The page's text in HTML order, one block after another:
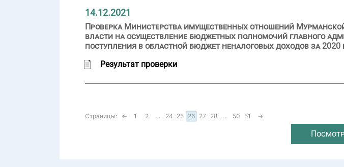
14.12.2021
Проверка Министерства имущественных отношений
власти на осуществление бюджетных полномочий главного
поступления в областной бюджет неналоговых доходов за
Результат проверки
Страницы: ← 1 2 ... 24 25 26 27 28 ... 50 51 →